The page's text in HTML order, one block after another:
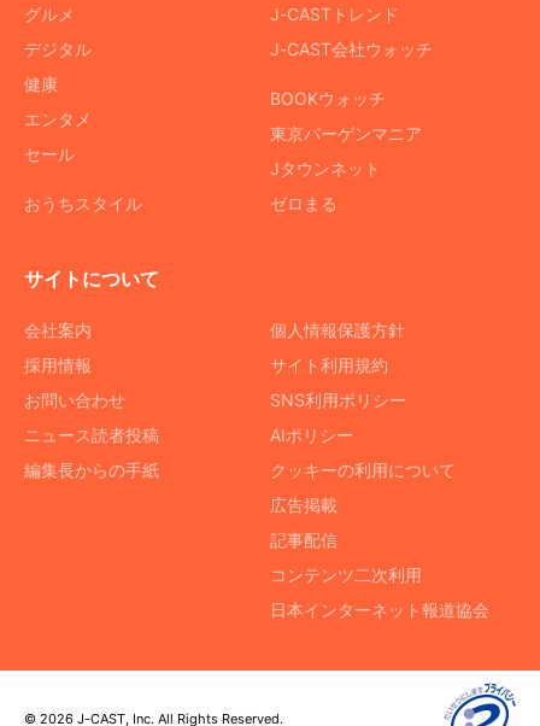
グルメ
デジタル
健康
エンタメ
セール
おうちスタイル
J-CASTトレンド
J-CAST会社ウォッチ
BOOKウォッチ
東京バーゲンマニア
Jタウンネット
ゼロまる
サイトについて
会社案内
採用情報
お問い合わせ
ニュース読者投稿
編集長からの手紙
個人情報保護方針
サイト利用規約
SNS利用ポリシー
AIポリシー
クッキーの利用について
広告掲載
記事配信
コンテンツ二次利用
日本インターネット報道協会
© 2026 J-CAST, Inc. All Rights Reserved.